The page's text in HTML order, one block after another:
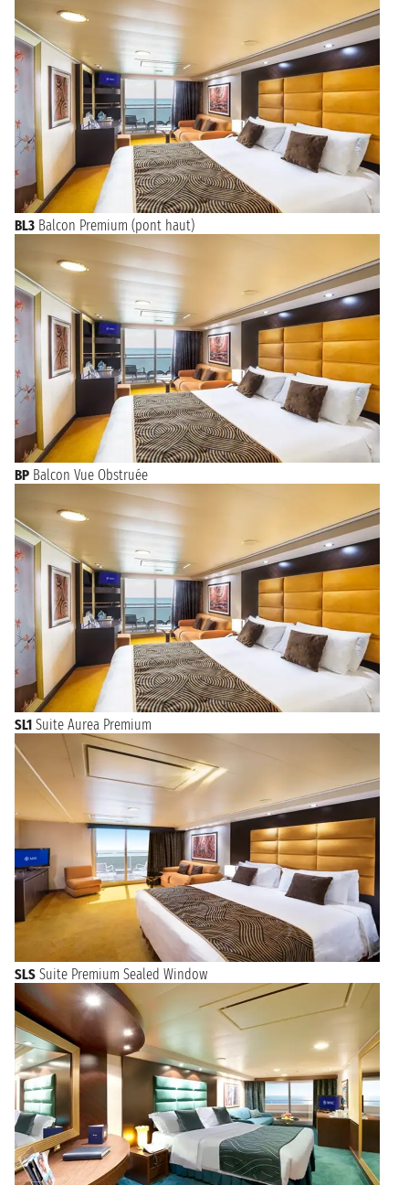
BL3 Balcon Premium (pont haut)
BP Balcon Vue Obstruée
SL1 Suite Aurea Premium
SLS Suite Premium Sealed Window